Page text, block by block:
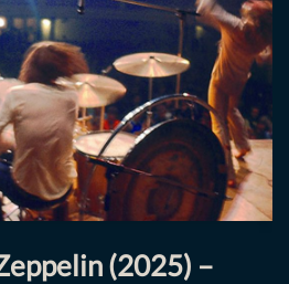
(2025) –